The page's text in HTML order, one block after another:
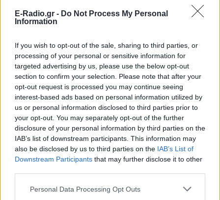
E-Radio.gr - Do Not Process My Personal
Information
If you wish to opt-out of the sale, sharing to third parties, or
processing of your personal or sensitive information for
targeted advertising by us, please use the below opt-out
section to confirm your selection. Please note that after your
opt-out request is processed you may continue seeing
interest-based ads based on personal information utilized by
us or personal information disclosed to third parties prior to
your opt-out. You may separately opt-out of the further
disclosure of your personal information by third parties on the
IAB’s list of downstream participants. This information may
also be disclosed by us to third parties on the IAB’s List of
Downstream Participants that may further disclose it to other
Personal Data Processing Opt Outs
ΔΕΙΤΕ ΕΠΙΣΗΣ
ΣΤΗΝ ΙΔΙΑ ΚΑΤΗΓΟΡΙΑ
Γιατί δεν έσωσα το κουτάβι: Ο
ερευνητής που κατέγραφε τη
συμβίωση του μικρού σκυλιού
δεν επενέβη